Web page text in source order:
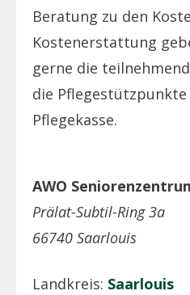
Beratung zu den
Kostenerstattung
gerne die
die
Pflegekasse.
AWO
Prälat-Subtil-Ring 3a
66740 Saarlouis
Landkreis: Saarlouis